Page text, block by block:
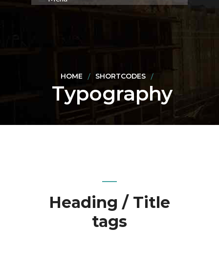
HOME SHORTCODES
Typography
Heading / Title
tags